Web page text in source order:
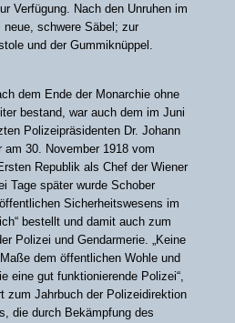
Verfügung. Nach den Unruhen im
schwere Säbel; zur
und der Gummiknüppel.
dem Ende der Monarchie ohne
bestand, war auch dem im Juni
Polizeipräsidenten Dr. Johann
30. November 1918 vom
Republik als Chef der Wiener
Tage später wurde Schober
Sicherheitswesens im
bestellt und damit auch zum
Polizei und Gendarmerie. „Keine
dem öffentlichen Wohle und
eine gut funktionierende Polizei“,
zum Jahrbuch der Polizeidirektion
die durch Bekämpfung des